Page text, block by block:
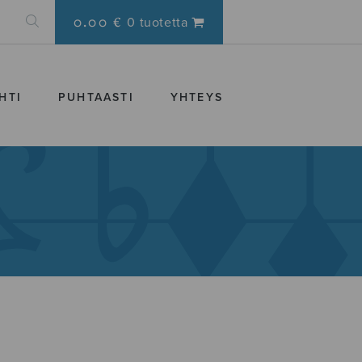
0.00 € 0 tuotetta
PUHTAASTI YHTEYS